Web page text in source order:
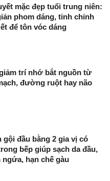
mặc đẹp tuổi trung niên:
phom dáng, tinh chỉnh
để tôn vóc dáng
trí nhớ bắt nguồn từ
đường ruột hay não
gội đầu bằng 2 gia vị có
bếp giúp sạch da đầu,
ngứa, hạn chế gàu